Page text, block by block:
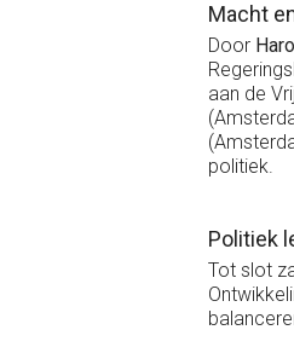
Macht
Door
aan de
politiek.
Politiek
Tot slot